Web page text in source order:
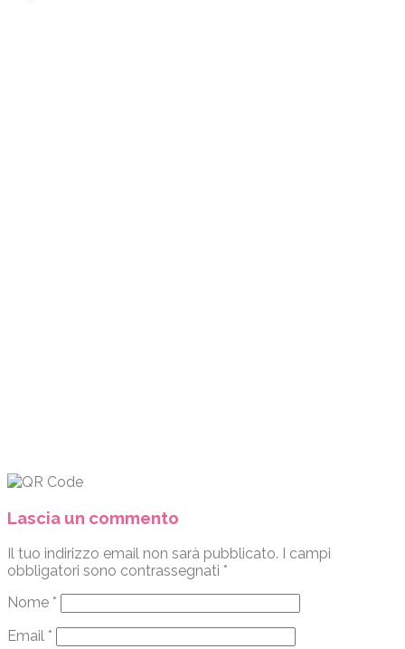
Lascia un commento
Il tuo indirizzo email non sarà pubblicato. I campi
obbligatori sono contrassegnati *
Nome *
Email *